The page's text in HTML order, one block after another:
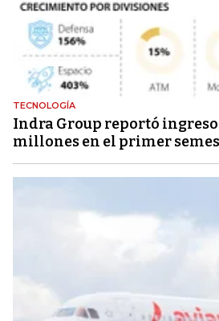
TECNOLOGÍA
Indra Group reportó
millones en el primer